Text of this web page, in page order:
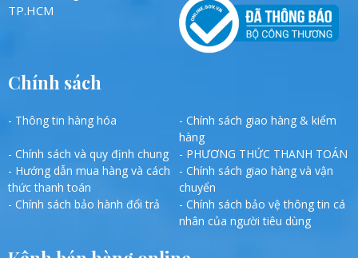
TP.HCM
Chính sách
- Thông tin hàng hóa
- Chính sách giao hàng & kiểm
hàng
- Chính sách và quy định chung
- PHƯƠNG THỨC THANH TOÁN
- Hướng dẫn mua hàng và cách
thức thanh toán
- Chính sách giao hàng và vận
chuyển
- Chính sách bảo hành đổi trả
- Chính sách bảo vệ thông tin cá
nhân của người tiêu dùng